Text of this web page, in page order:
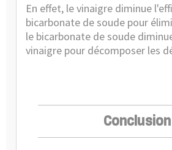
En effet, le vinaigre diminue
bicarbonate de soude pour
le bicarbonate de soude
vinaigre pour décomposer les
Conclusion